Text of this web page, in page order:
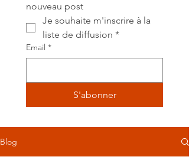
nouveau post
Je souhaite m'inscrire à la
liste de diffusion *
Email *
S'abonner
Blog